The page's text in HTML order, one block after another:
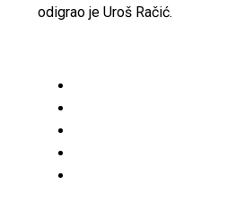
odigrao je Uroš Račić.